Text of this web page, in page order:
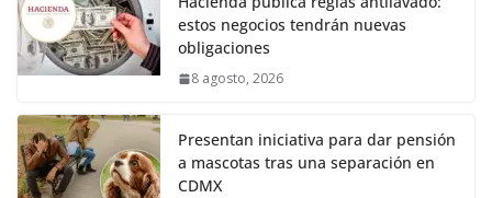
estos negocios tendrán nuevas
obligaciones
8 agosto, 2026
Presentan iniciativa para dar pensión
a mascotas tras una separación en
CDMX